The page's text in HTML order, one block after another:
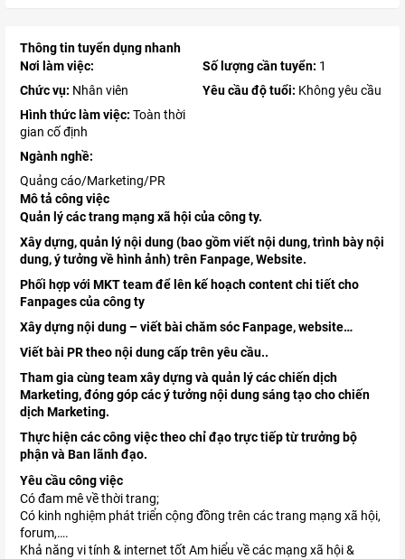
Thông tin tuyển dụng nhanh
Nơi làm việc:
Chức vụ: Nhân viên
Hình thức làm việc: Toàn thời
gian cố định
Số lượng cần tuyển: 1
Yêu cầu độ tuổi: Không yêu cầu
Ngành nghề:
Quảng cáo/Marketing/PR
Mô tả công việc
Quản lý các trang mạng xã hội của công ty.
Xây dựng, quản lý nội dung (bao gồm viết nội dung, trình bày nội
dung, ý tưởng về hình ảnh) trên Fanpage, Website.
Phối hợp với MKT team để lên kế hoạch content chi tiết cho
Fanpages của công ty
Xây dựng nội dung – viết bài chăm sóc Fanpage, website…
Viết bài PR theo nội dung cấp trên yêu cầu..
Tham gia cùng team xây dựng và quản lý các chiến dịch
Marketing, đóng góp các ý tưởng nội dung sáng tạo cho chiến
dịch Marketing.
Thực hiện các công việc theo chỉ đạo trực tiếp từ trưởng bộ
phận và Ban lãnh đạo.
Yêu cầu công việc
Có đam mê về thời trang;
Có kinh nghiệm phát triển cộng đồng trên các trang mạng xã hội,
forum,….
Khả năng vi tính & internet tốt Am hiểu về các mạng xã hội &